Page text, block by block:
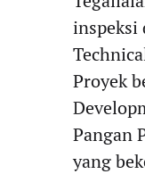
inspeksi
​Proyek
Pangan
yang